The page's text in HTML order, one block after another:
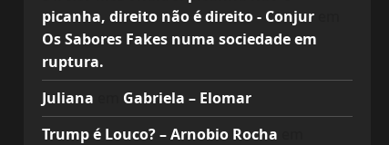
picanha, direito não é direito - Conjurem
Os Sabores Fakes numa sociedade em
ruptura.
Juliana
Gabriela – Elomar
Trump é Louco? – Arnobio Rocha